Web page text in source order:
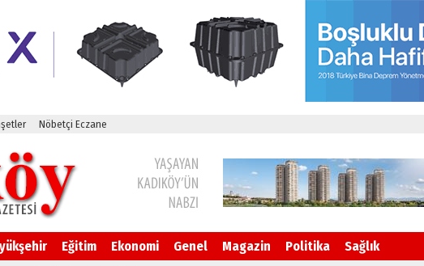
Nöbetçi Eczane
Eğitim Ekonomi Genel Magazin Politika Sağlık